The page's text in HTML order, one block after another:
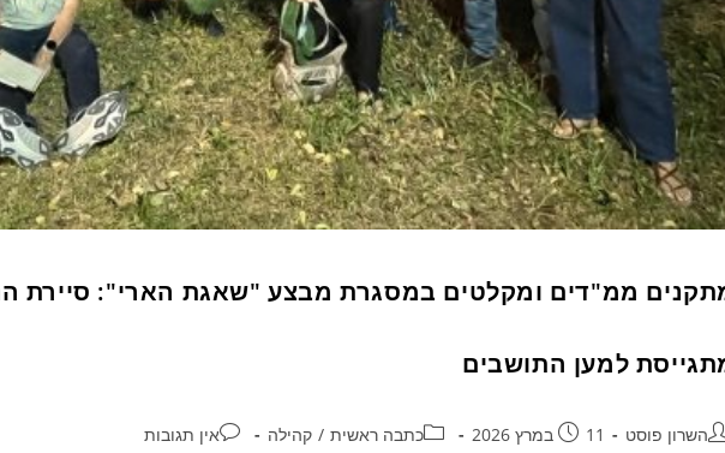
ממ"דים ומקלטים במסגרת מבצע "שאגת הארי": סיירת
למען התושבים
השרון פוסט 11 במרץ 2026 כתבה ראשית / קהילה אין תגובות